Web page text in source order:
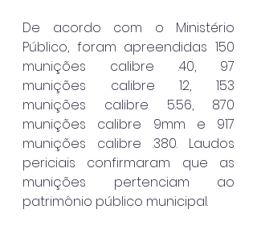
De acordo com o Ministério
Público, foram apreendidas 150
munições calibre .40, 97
munições calibre 12, 153
munições calibre 5.56, 870
munições calibre 9mm e 917
munições calibre .380. Laudos
periciais confirmaram que as
munições pertenciam ao
patrimônio público municipal.